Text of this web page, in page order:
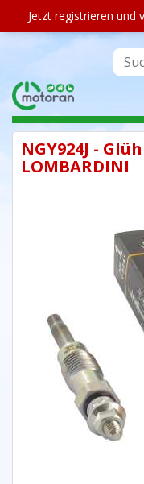
Jetzt registrieren und
SORTIMENT
NGY924J -
LOMBARDINI